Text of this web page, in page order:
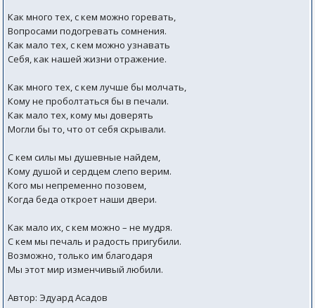
Как много тех, с кем можно горевать,
Вопросами подогревать сомнения.
Как мало тех, с кем можно узнавать
Себя, как нашей жизни отражение.
Как много тех, с кем лучше бы молчать,
Кому не проболтаться бы в печали.
Как мало тех, кому мы доверять
Могли бы то, что от себя скрывали.
С кем силы мы душевные найдем,
Кому душой и сердцем слепо верим.
Кого мы непременно позовем,
Когда беда откроет наши двери.
Как мало их, с кем можно – не мудря.
С кем мы печаль и радость пригубили.
Возможно, только им благодаря
Мы этот мир изменчивый любили.
Автор: Эдуард Асадов